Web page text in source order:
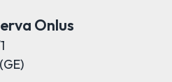
Onlus